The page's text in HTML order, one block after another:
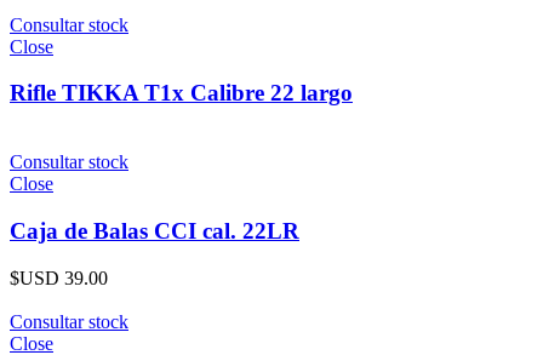
Consultar stock
Close
Rifle TIKKA T1x Calibre 22 largo
Consultar stock
Close
Caja de Balas CCI cal. 22LR
$USD 39.00
Consultar stock
Close